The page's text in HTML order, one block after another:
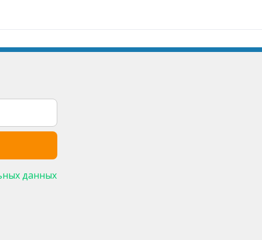
данных